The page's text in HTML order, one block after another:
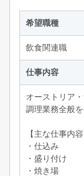
希望職種
飲食関連職
仕事内容
オーストリア
調理業務全般
【主な仕事内容
・仕込み
・盛り付け
・焼き場